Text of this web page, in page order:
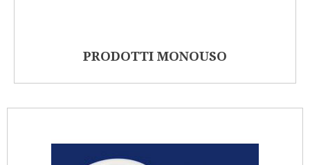
PRODOTTI MONOUSO